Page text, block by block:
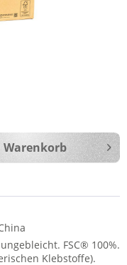
Warenkorb
FSC® 100%.
Klebstoffe).